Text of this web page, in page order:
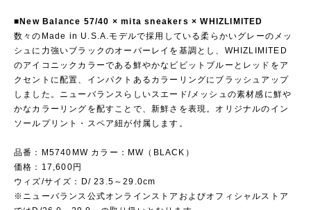
■New Balance 57/40 × mita sneakers × WHIZLIMITED
数々のMade in U.S.A.モデルで採用している柔らかいグレーのメッ
シュに力強いブラックのオーバーレイを基調とし、WHIZLIMITED
のアイコニックカラーである鮮やかなビビットブルーとレッドをア
クセントに配置、インパクトあるカラーリングにブラッシュアップ
しました。ニューバランスらしいスエード/メッシュの素材感に鮮や
かなカラーリングを配すことで、新鮮さを表現。オリジナルのイン
ソールプリント・スペア紐が付属します。
品番：M5740MW カラー：MW（BLACK）
価格：17,600円
ウィズ/サイズ：D/ 23.5～29.0cm
※ニューバランス公式オンラインストアおよびオフィシャルストア